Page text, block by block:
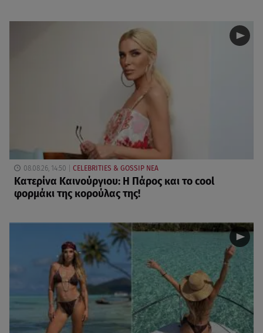
08.08.26, 14:50 CELEBRITIES & GOSSIP ΝΕΑ
Κατερίνα Καινούργιου: Η Πάρος και το cool
φορμάκι της κορούλας της!